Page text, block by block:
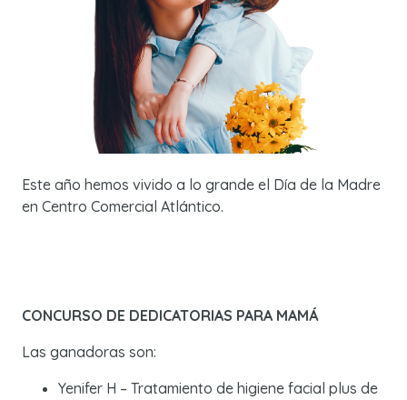
Este año hemos vivido a lo grande el Día de la Madre
en Centro Comercial Atlántico.
CONCURSO DE DEDICATORIAS PARA MAMÁ
Las ganadoras son:
Yenifer H – Tratamiento de higiene facial plus de